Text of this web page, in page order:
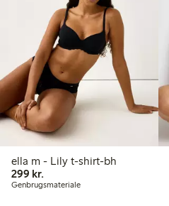
ella m - Lily t-shirt-bh
299 kr.
Genbrugsmateriale